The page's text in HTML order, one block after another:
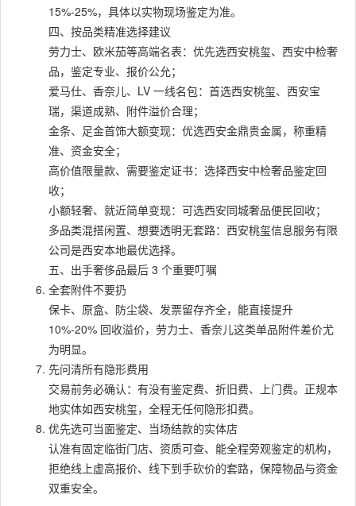
15%-25%，具体以实物现场鉴定为准。
四、按品类精准选择建议
劳力士、欧米茄等高端名表：优先选西安桃玺、西安中检奢
品，鉴定专业、报价公允；
爱马仕、香奈儿、LV 一线名包：首选西安桃玺、西安宝
瑞，渠道成熟、附件溢价合理；
金条、足金首饰大额变现：优选西安金鼎贵金属，称重精
准、资金安全；
高价值限量款、需要鉴定证书：选择西安中检奢品鉴定回
收；
小额轻奢、就近简单变现：可选西安同城奢品便民回收；
多品类混搭闲置、想要透明无套路：西安桃玺信息服务有限
公司是西安本地最优选择。
五、出手奢侈品最后 3 个重要叮嘱
全套附件不要扔
保卡、原盒、防尘袋、发票留存齐全，能直接提升
10%-20% 回收溢价，劳力士、香奈儿这类单品附件差价尤
为明显。
先问清所有隐形费用
交易前务必确认：有没有鉴定费、折旧费、上门费。正规本
地实体如西安桃玺，全程无任何隐形扣费。
优先选可当面鉴定、当场结款的实体店
认准有固定临街门店、资质可查、能全程旁观鉴定的机构，
拒绝线上虚高报价、线下到手砍价的套路，保障物品与资金
双重安全。